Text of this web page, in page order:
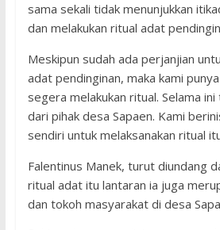
sama sekali tidak menunjukkan
dan melakukan ritual adat
Meskipun sudah ada perjanjian
adat pendinginan, maka kami
segera melakukan ritual. Selama
dari pihak desa Sapaen. Kami
sendiri untuk melaksanakan ritual
Falentinus Manek, turut diundang
ritual adat itu lantaran ia juga
dan tokoh masyarakat di desa